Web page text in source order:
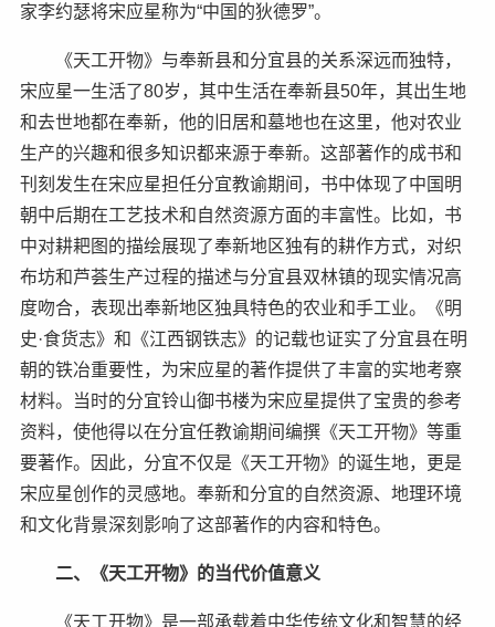
家李约瑟将宋应星称为“中国的狄德罗”。
《天工开物》与奉新县和分宜县的关系深远而独特，
宋应星一生活了80岁，其中生活在奉新县50年，其出生地
和去世地都在奉新，他的旧居和墓地也在这里，他对农业
生产的兴趣和很多知识都来源于奉新。这部著作的成书和
刊刻发生在宋应星担任分宜教谕期间，书中体现了中国明
朝中后期在工艺技术和自然资源方面的丰富性。比如，书
中对耕耙图的描绘展现了奉新地区独有的耕作方式，对织
布坊和芦荟生产过程的描述与分宜县双林镇的现实情况高
度吻合，表现出奉新地区独具特色的农业和手工业。《明
史·食货志》和《江西钢铁志》的记载也证实了分宜县在明
朝的铁冶重要性，为宋应星的著作提供了丰富的实地考察
材料。当时的分宜铃山御书楼为宋应星提供了宝贵的参考
资料，使他得以在分宜任教谕期间编撰《天工开物》等重
要著作。因此，分宜不仅是《天工开物》的诞生地，更是
宋应星创作的灵感地。奉新和分宜的自然资源、地理环境
和文化背景深刻影响了这部著作的内容和特色。
二、《天工开物》的当代价值意义
《天工开物》是一部承载着中华传统文化和智慧的经